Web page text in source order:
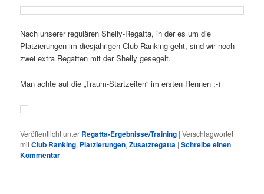
Nach unserer regulären Shelly-Regatta, in der es um die
Platzierungen im diesjährigen Club-Ranking geht, sind wir noch
zwei extra Regatten mit der Shelly gesegelt.
Man achte auf die „Traum-Startzeiten“ im ersten Rennen ;-)
Veröffentlicht unter Regatta-Ergebnisse/Training |Verschlagwortet
mitClub Ranking, Platzierungen,Zusatzregatta |Schreibe einen
Kommentar